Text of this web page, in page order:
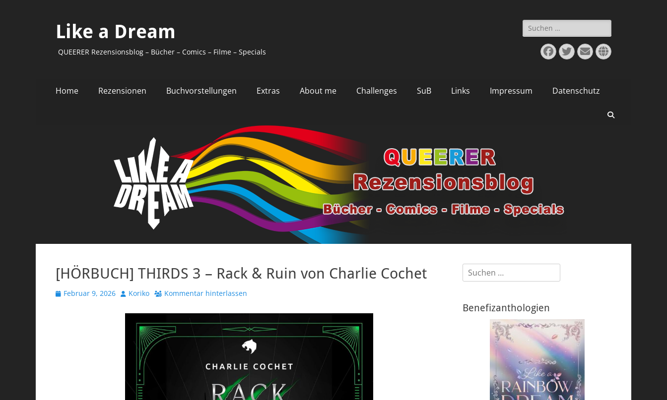
Like a Dream
QUEERER Rezensionsblog – Bücher – Comics – Filme – Specials
Suchen
nach:
Facebook
Twitter
E-
Mail
Website
Primäres
Inhalt
Home Rezensionen Buchvorstellungen Extras About me Challenges SuB Links Impressum Datenschutz
[HÖRBUCH] THIRDS 3 – Rack & Ruin von Charlie Cochet
Veröffentlicht
Februar 9, 2026 AutorKoriko Kommentar hinterlassen
Suchen
nach:
Benefizanthologien